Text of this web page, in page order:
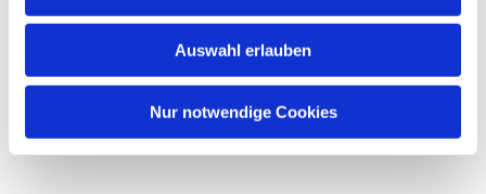
Auswahl erlauben
Nur notwendige Cookies